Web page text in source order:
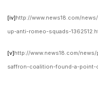
[iv]http://www.news18.com/
up-anti-romeo-squads-
[v]http://www.news18.com/
saffron-coalition-found-a-point-